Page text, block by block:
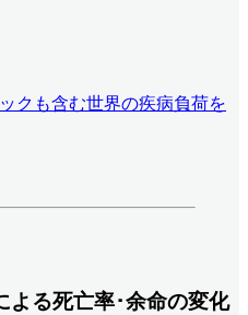
クも含む世界の疾病負荷を
よる死亡率･余命の変化